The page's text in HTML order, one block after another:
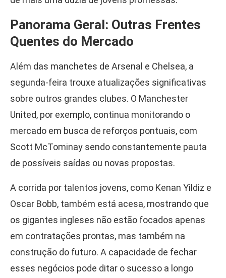
Panorama Geral: Outras Frentes
Quentes do Mercado
Além das manchetes de Arsenal e Chelsea, a
segunda-feira trouxe atualizações significativas
sobre outros grandes clubes. O Manchester
United, por exemplo, continua monitorando o
mercado em busca de reforços pontuais, com
Scott McTominay sendo constantemente pauta
de possíveis saídas ou novas propostas.
A corrida por talentos jovens, como Kenan Yildiz e
Oscar Bobb, também está acesa, mostrando que
os gigantes ingleses não estão focados apenas
em contratações prontas, mas também na
construção do futuro. A capacidade de fechar
esses negócios pode ditar o sucesso a longo